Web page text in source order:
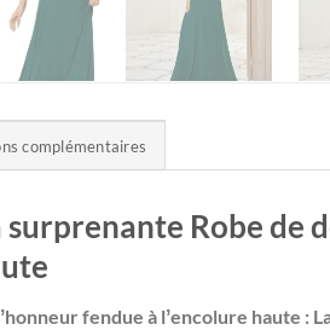
complémentaires
Robe de
fendue à lʼencolure haute